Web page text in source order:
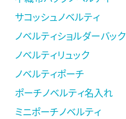
サコッシュノベルティ
ノベルティショルダーバック
ノベルティリュック
ノベルティポーチ
ポーチノベルティ名入れ
ミニポーチノベルティ